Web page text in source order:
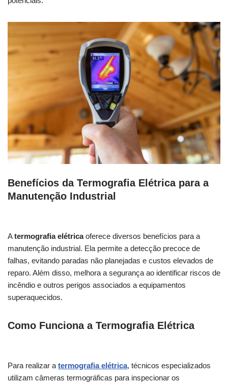
Benefícios da Termografia Elétricapara a
Manutenção Industrial
Atermografia elétricaoferece diversos benefícios para a
manutenção industrial. Ela permite a detecção precoce de
falhas, evitando paradas não planejadas e custos elevados de
reparo. Além disso, melhora a segurança ao identificar riscos de
incêndio e outros perigos associados a equipamentos
superaquecidos.
Como Funciona a Termografia Elétrica
Para realizar a termografia elétrica, técnicos especializados
utilizam câmeras termográficas para inspecionar os